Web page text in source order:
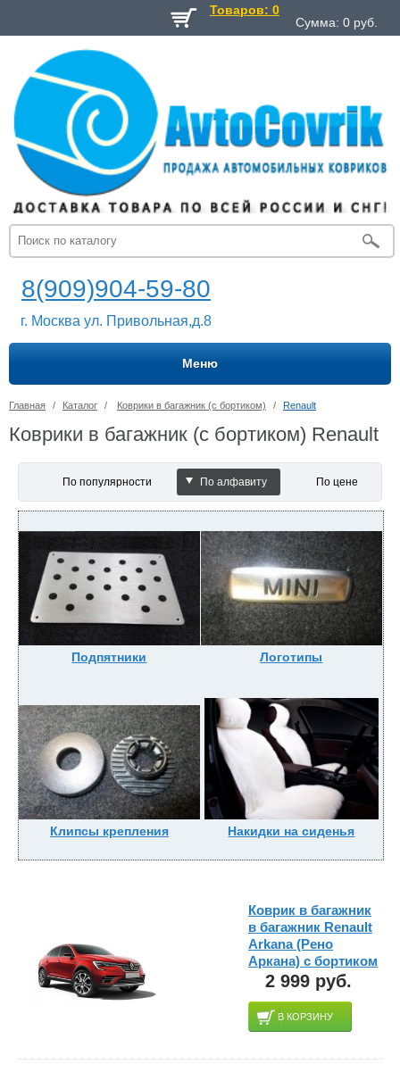
Товаров: 0
Сумма: 0 руб.
8(909)904-59-80
г. Москва ул. Привольная,д.8
Меню
Главная / Каталог / Коврики в багажник (с бортиком) / Renault
Коврики в багажник (с бортиком) Renault
По популярности По алфавиту По цене
Подпятники Логотипы
Клипсы крепления Накидки на сиденья
Коврик в багажник
в багажник Renault
Arkana (Рено
Аркана) с бортиком
2 999 руб.
В КОРЗИНУ